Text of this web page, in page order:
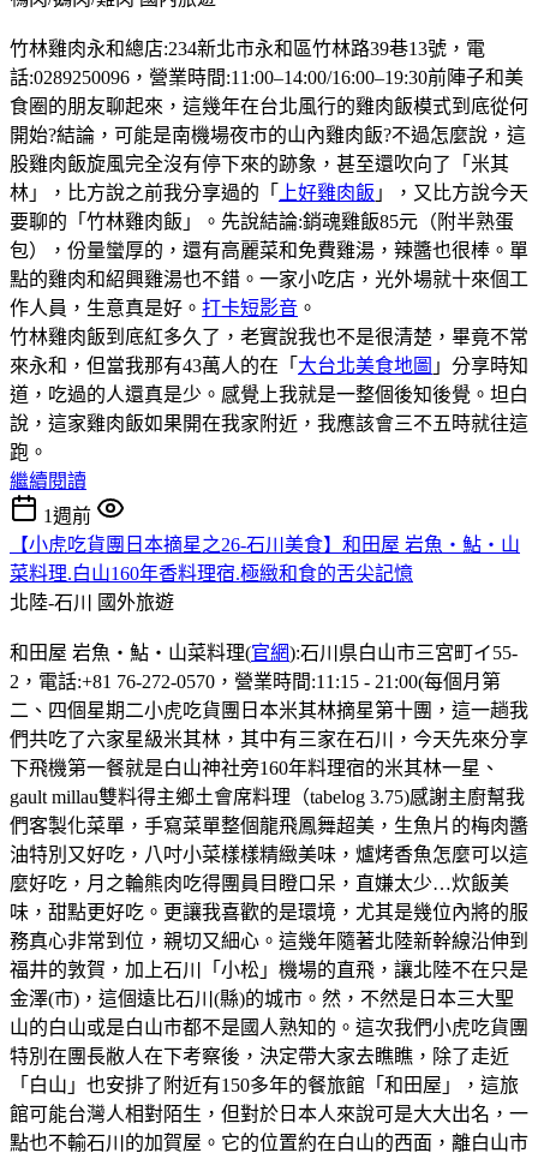
竹林雞肉永和總店:234新北市永和區竹林路39巷13號，電
話:0289250096，營業時間:11:00–14:00/16:00–19:30前陣子和美
食圈的朋友聊起來，這幾年在台北風行的雞肉飯模式到底從何
開始?結論，可能是南機場夜市的山內雞肉飯?不過怎麼說，這
股雞肉飯旋風完全沒有停下來的跡象，甚至還吹向了「米其
林」，比方說之前我分享過的「
上好雞肉飯 」，又比方說今天
要聊的「竹林雞肉飯」。先說結論:銷魂雞飯85元（附半熟蛋
包），份量蠻厚的，還有高麗菜和免費雞湯，辣醬也很棒。單
點的雞肉和紹興雞湯也不錯。一家小吃店，光外場就十來個工
作人員，生意真是好。 打卡短影音 。
竹林雞肉飯到底紅多久了，老實說我也不是很清楚，畢竟不常
來永和，但當我那有43萬人的在「 大台北美食地圖 」分享時知
道，吃過的人還真是少。感覺上我就是一整個後知後覺。坦白
說，這家雞肉飯如果開在我家附近，我應該會三不五時就往這
跑。
繼續閱讀
1週前
【小虎吃貨團日本摘星之26-石川美食】和田屋 岩魚・鮎・山
菜料理.白山160年香料理宿.極緻和食的舌尖記憶
北陸-石川
國外旅遊
和田屋 岩魚・鮎・山菜料理(官網):石川県白山市三宮町イ55-
2，電話:+81 76-272-0570，營業時間:11:15 - 21:00(每個月第
二、四個星期二小虎吃貨團日本米其林摘星第十團，這一趟我
們共吃了六家星級米其林，其中有三家在石川，今天先來分享
下飛機第一餐就是白山神社旁160年料理宿的米其林一星、
gault millau雙料得主鄉土會席料理（tabelog 3.75)感謝主廚幫我
們客製化菜單，手寫菜單整個龍飛鳳舞超美，生魚片的梅肉醬
油特別又好吃，八吋小菜樣樣精緻美味，爐烤香魚怎麼可以這
麼好吃，月之輪熊肉吃得團員目瞪口呆，直嫌太少…炊飯美
味，甜點更好吃。更讓我喜歡的是環境，尤其是幾位內將的服
務真心非常到位，親切又細心。這幾年隨著北陸新幹線沿伸到
福井的敦賀，加上石川「小松」機場的直飛，讓北陸不在只是
金澤(市)，這個遠比石川(縣)的城市。然，不然是日本三大聖
山的白山或是白山市都不是國人熟知的。這次我們小虎吃貨團
特別在團長敝人在下考察後，決定帶大家去瞧瞧，除了走近
「白山」也安排了附近有150多年的餐旅館「和田屋」，這旅
館可能台灣人相對陌生，但對於日本人來說可是大大出名，一
點也不輸石川的加賀屋。它的位置約在白山的西面，離白山市